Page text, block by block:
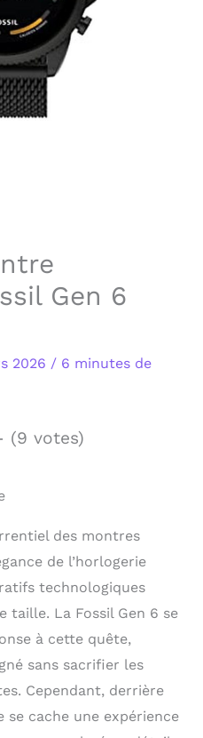
Gen 6
2026 / 6 minutes de
(9 votes)
des montres
de l’horlogerie
technologiques
taille. La Fossil Gen 6 se
à cette quête,
sans sacrifier les
Cependant, derrière
se cache une expérience